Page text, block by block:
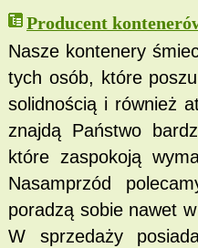
Producent
Nasze kontenery
tych osób, które
solidnością i również
znajdą Państwo
które zaspokoją
Nasamprzód
poradzą sobie nawet
W sprzedaży